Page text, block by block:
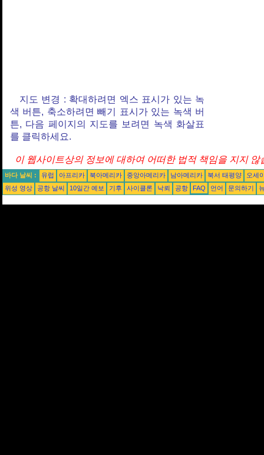
지도 변경 : 확대하려면 엑스 표시가 있는 녹
색 버튼, 축소하려면 빼기 표시가 있는 녹색 버
튼, 다음 페이지의 지도를 보려면 녹색 화살표
를 클릭하세요.
이 웹사이트상의 정보에 대하여 어떠한 법적 책임을 지지 않
바다 날씨 : 유럽 아프리카 북아메리카 중앙아메리카 남아메리카 북서 태평양
오세
위성 영상
공항 날씨 10일간 예보 기후 사이클론 낙뢰 공항 FAQ 언어 문의하기